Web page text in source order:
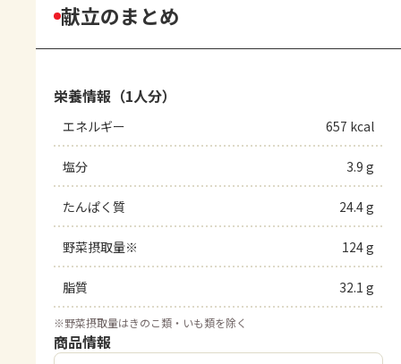
献立のまとめ
栄養情報（1人分）
エネルギー 657 kcal
塩分 3.9 g
たんぱく質 24.4 g
野菜摂取量※ 124 g
脂質 32.1 g
※野菜摂取量はきのこ類・いも類を除く
商品情報